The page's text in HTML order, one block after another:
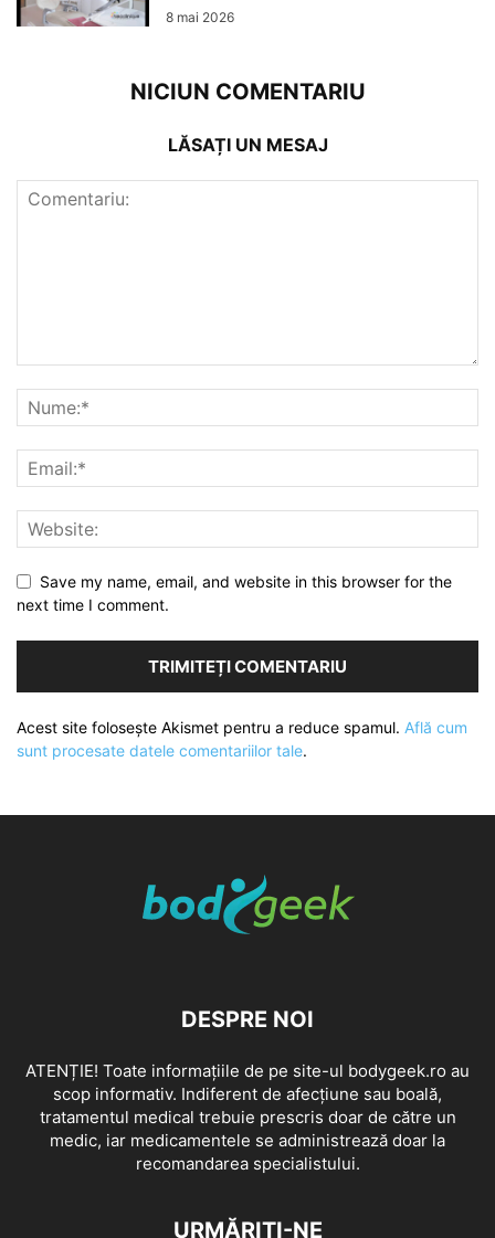
8 mai 2026
NICIUN COMENTARIU
LĂSAȚI UN MESAJ
Save my name, email, and website in this browser for the
next time I comment.
Acest site folosește Akismet pentru a reduce spamul. Află cum
sunt procesate datele comentariilor tale.
DESPRE NOI
ATENȚIE! Toate informațiile de pe site-ul bodygeek.ro au
scop informativ. Indiferent de afecțiune sau boală,
tratamentul medical trebuie prescris doar de către un
medic, iar medicamentele se administrează doar la
recomandarea specialistului.
URMĂRIȚI-NE